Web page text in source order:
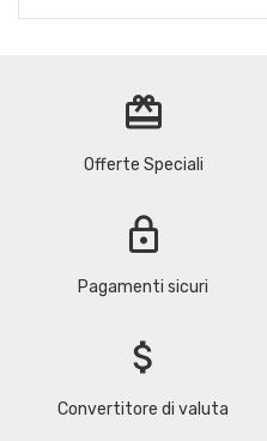
redeem
Offerte Speciali
lock
Pagamenti sicuri
attach_money
Convertitore di valuta